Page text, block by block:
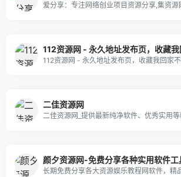
爱分享：专注网络创业项目资源分享,集资源
112资源网 - 永久地址发布页，收藏我
112资源网 - 永久地址发布页，收藏我回家
二佳资源网
二佳资源网_提供最新纯净软件、优秀实用
长期免费分享各大资源娱乐教程网软件，精